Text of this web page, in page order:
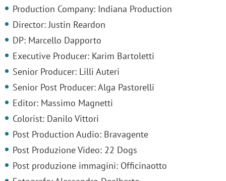
Production Company: Indiana Production
Director: Justin Reardon
DP: Marcello Dapporto
Executive Producer: Karim Bartoletti
Senior Producer: Lilli Auteri
Senior Post Producer: Alga Pastorelli
Editor: Massimo Magnetti
Colorist: Danilo Vittori
Post Production Audio: Bravagente
Post Produzione Video: 22 Dogs
Post produzione immagini: Officinaotto